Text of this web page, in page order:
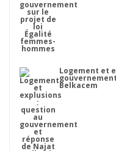
Logement et
Belkacem